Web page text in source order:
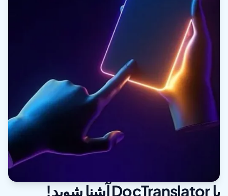
با DocTranslator آشنا شوید!